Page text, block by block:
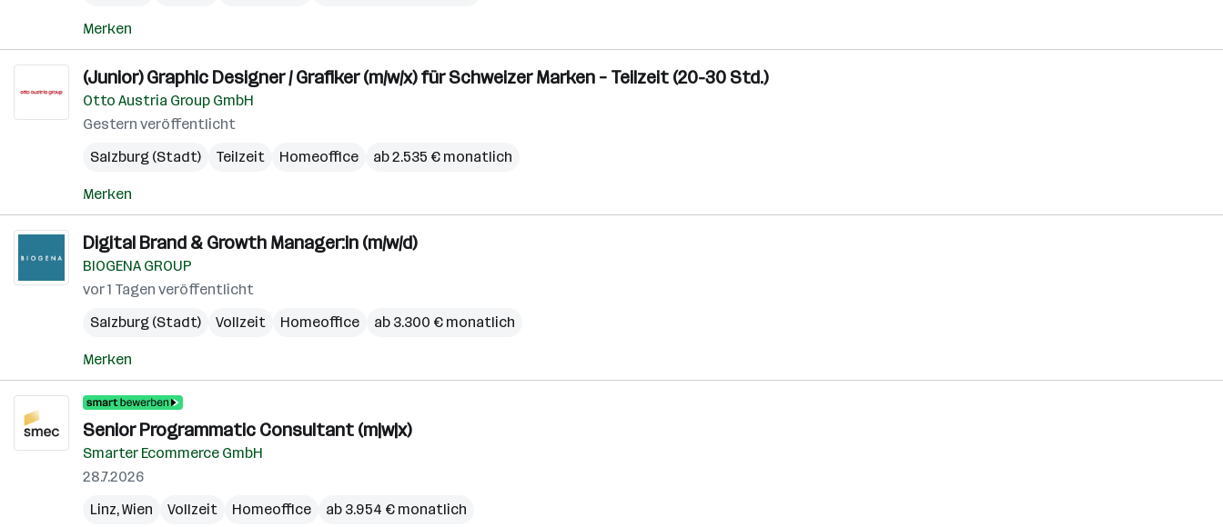
Merken
(Junior) Graphic Designer / Grafiker (m/w/x) für Schweizer Marken – Teilzeit (20-30 Std.)
Otto Austria Group GmbH
Gestern veröffentlicht
Salzburg (Stadt)
Teilzeit Homeoffice ab 2.535 € monatlich
Merken
Digital Brand & Growth Manager:in (m/w/d)
BIOGENA GROUP
vor 1 Tagen veröffentlicht
Salzburg (Stadt)
Vollzeit Homeoffice ab 3.300 € monatlich
Merken
Senior Programmatic Consultant (m|w|x)
Smarter Ecommerce GmbH
28.7.2026
Linz,Wien Vollzeit Homeoffice ab 3.954 € monatlich